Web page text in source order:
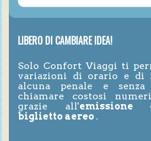
LIBERO DI CAMBIARE IDEA!
Solo Confort Viaggi ti
variazioni di orario e di
alcuna penale e
chiamare costosi
grazie all'
biglietto aereo .